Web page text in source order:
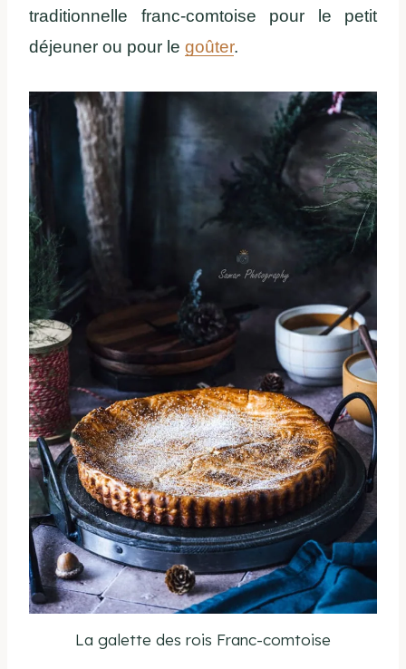
traditionnelle franc-comtoise pour le petit
déjeuner ou pour le goûter.
La galette des rois Franc-comtoise